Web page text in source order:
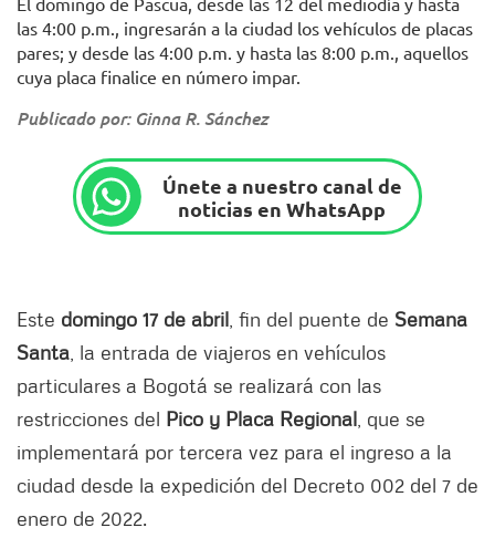
las 4:00 p.m., ingresarán a la ciudad los vehículos de placas
pares; y desde las 4:00 p.m. y hasta las 8:00 p.m., aquellos
cuya placa finalice en número impar.
Publicado por: Ginna R. Sánchez
Únete a nuestro canal de
noticias en WhatsApp
Este domingo 17 de abril , fin del puente de Semana
Santa , la entrada de viajeros en vehículos
particulares a Bogotá se realizará con las
restricciones del Pico y Placa Regional , que se
implementará por tercera vez para el ingreso a la
ciudad desde la expedición del Decreto 002 del 7 de
enero de 2022.